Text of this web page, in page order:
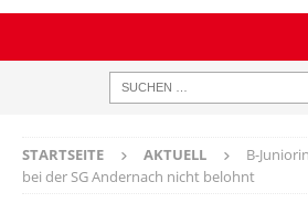
STARTSEITE AKTUELL
B-
bei der SG Andernach nicht belohnt